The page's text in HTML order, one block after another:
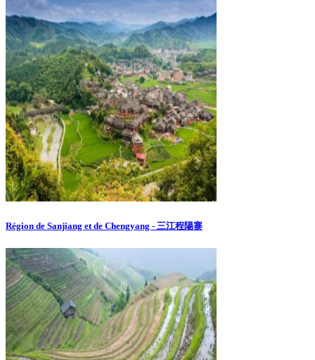
Région de Sanjiang et de Chengyang - 三江程陽寨